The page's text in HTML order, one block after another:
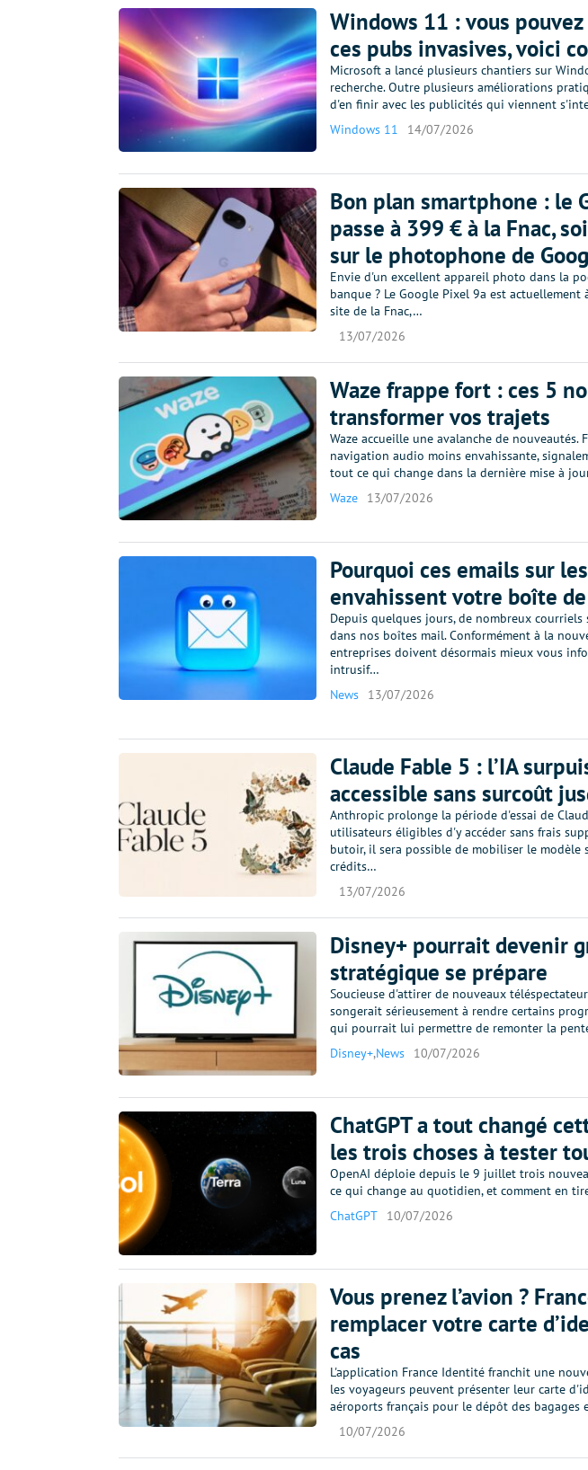
Windows 11 : vous
ces pubs invasives, voici
Microsoft a lancé plusieurs chantiers sur
recherche. Outre plusieurs améliorations
d'en finir avec les publicités qui viennent
Windows 11
14/07/2026
Bon plan smartphone : le
passe à 399 € à la Fnac,
sur le photophone de
Envie d'un excellent appareil photo dans la
banque ? Le Google Pixel 9a est
site de la Fnac,…
13/07/2026
Waze frappe fort : ces 5
transformer vos trajets
Waze accueille une avalanche de nouveautés.
navigation audio moins envahissante,
tout ce qui change dans la dernière mise à
Waze
13/07/2026
Pourquoi ces emails sur
envahissent votre boîte
Depuis quelques jours, de nombreux
dans nos boîtes mail. Conformément à la
entreprises doivent désormais mieux vous
intrusif…
News
13/07/2026
Claude Fable 5 : l’IA
accessible sans surcoût
Anthropic prolonge la période d'essai de
utilisateurs éligibles d'y accéder sans frais
butoir, il sera possible de mobiliser le modèle
crédits…
13/07/2026
Disney+ pourrait devenir
stratégique se prépare
Soucieuse d'attirer de nouveaux
songerait sérieusement à rendre certains
qui pourrait lui permettre de remonter la
Disney+,News 10/07/2026
ChatGPT a tout changé
les trois choses à tester
OpenAI déploie depuis le 9 juillet trois
ce qui change au quotidien, et comment en
ChatGPT
10/07/2026
Vous prenez l’avion ?
remplacer votre carte
cas
L'application France Identité franchit une
les voyageurs peuvent présenter leur carte
aéroports français pour le dépôt des bagages
10/07/2026